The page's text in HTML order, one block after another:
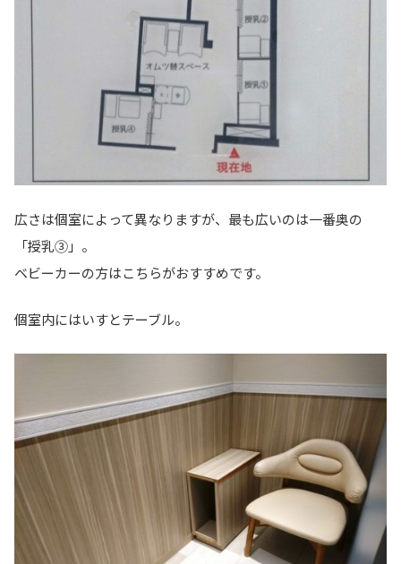
広さは個室によって異なりますが、最も広いのは一番奥の
「授乳③」。
ベビーカーの方はこちらがおすすめです。
個室内にはいすとテーブル。